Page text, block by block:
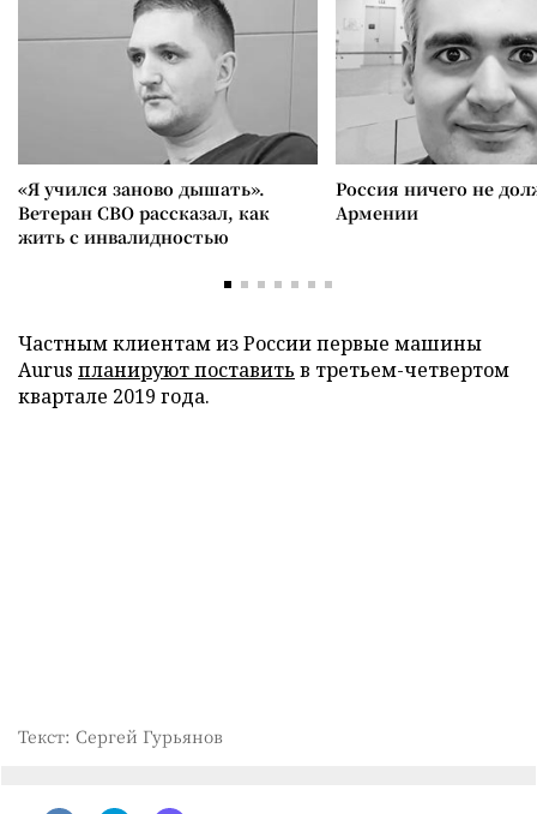
«Я учился заново дышать».
Ветеран СВО рассказал, как
жить с инвалидностью
Россия ничего не
Армении
Частным клиентам из России первые машины
Aurus планируют поставить в третьем-четвертом
квартале 2019 года.
Текст: Сергей Гурьянов